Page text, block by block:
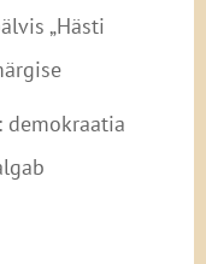
„Hästi
demokraatia